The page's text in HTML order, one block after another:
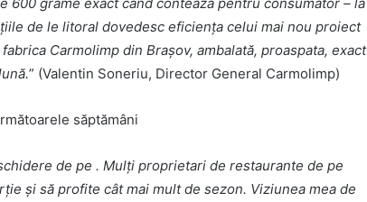
de le litoral dovedesc eficiența celui mai nou proiect
Carmolimp din Brașov, ambalată, proaspata, exact
” (Valentin Soneriu, Director General Carmolimp)
săptămâni
de pe . Mulți proprietari de restaurante de pe
și să profite cât mai mult de sezon. Viziunea mea de